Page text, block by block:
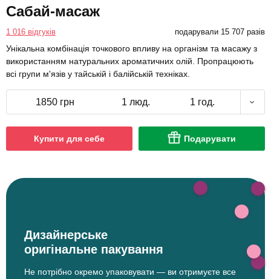
Сабай-масаж
1 016 відгуків подарували 15 707 разів
Унікальна комбінація точкового впливу на організм та масажу з
використанням натуральних ароматичних олій. Пропрацюють
всі групи м'язів у тайській і балійській техніках.
1850 грн 1 люд. 1 год.
Купити для себе Подарувати
Дизайнерське
оригінальне пакування
Не потрібно окремо упаковувати — ви отримуєте все